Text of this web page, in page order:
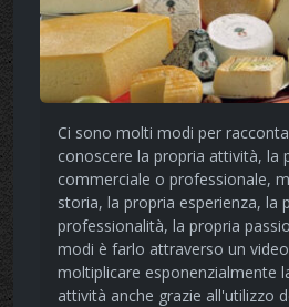
Ci sono molti modi per
conoscere la propria attività, la
commerciale o professionale,
storia, la propria esperienza, la
professionalità, la propria
modi è farlo attraverso un
moltiplicare esponenzialmente
attività anche grazie all'utilizzo